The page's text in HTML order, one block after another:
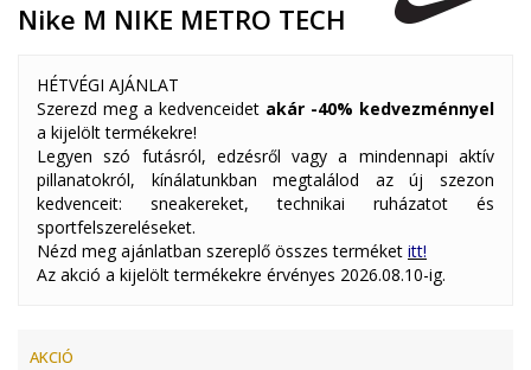
Nike M NIKE METRO TECH
HÉTVÉGI AJÁNLAT
Szerezd meg a kedvenceidet akár -40% kedvezménnyel
a kijelölt termékekre!
Legyen szó futásról, edzésről vagy a mindennapi aktív
pillanatokról, kínálatunkban megtalálod az új szezon
kedvenceit: sneakereket, technikai ruházatot és
sportfelszereléseket.
Nézd meg ajánlatban szereplő összes terméket itt!
Az akció a kijelölt termékekre érvényes 2026.08.10-ig.
AKCIÓ